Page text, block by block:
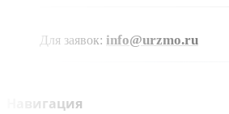
Для заявок: info@urzmo.ru
Навигация